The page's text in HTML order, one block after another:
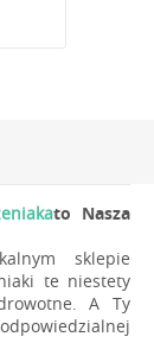
to Nasza
sklepie
te niestety
A Ty